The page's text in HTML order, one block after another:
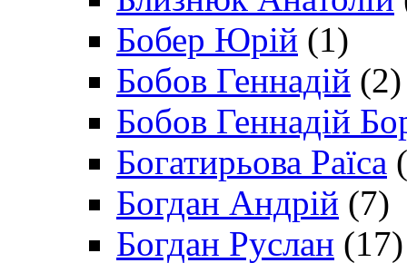
Бобер Юрій (1)
Бобов Геннадій (2)
Бобов Геннадій
Богатирьова Раїса
Богдан Андрій (7)
Богдан Руслан (17)